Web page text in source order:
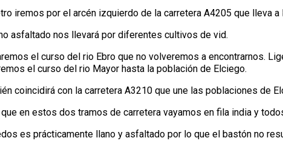
iremos por el arcén izquierdo de la carretera A4205 que lleva a
asfaltado nos llevará por diferentes cultivos de vid.
el curso del rio Ebro que no volveremos a encontrarnos.
el curso del rio Mayor hasta la población de Elciego.
coincidirá con la carretera A3210 que une las poblaciones de
en estos dos tramos de carretera vayamos en fila india y
es prácticamente llano y asfaltado por lo que el bastón no